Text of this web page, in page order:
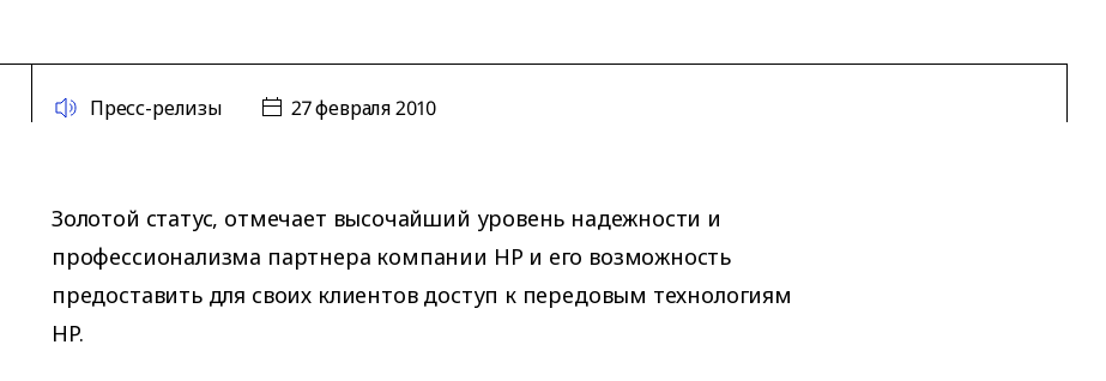
Пресс-релизы 27 февраля 2010
Золотой статус, отмечает высочайший уровень надежности и
профессионализма партнера компании HP и его возможность
предоставить для своих клиентов доступ к передовым технологиям
HP.